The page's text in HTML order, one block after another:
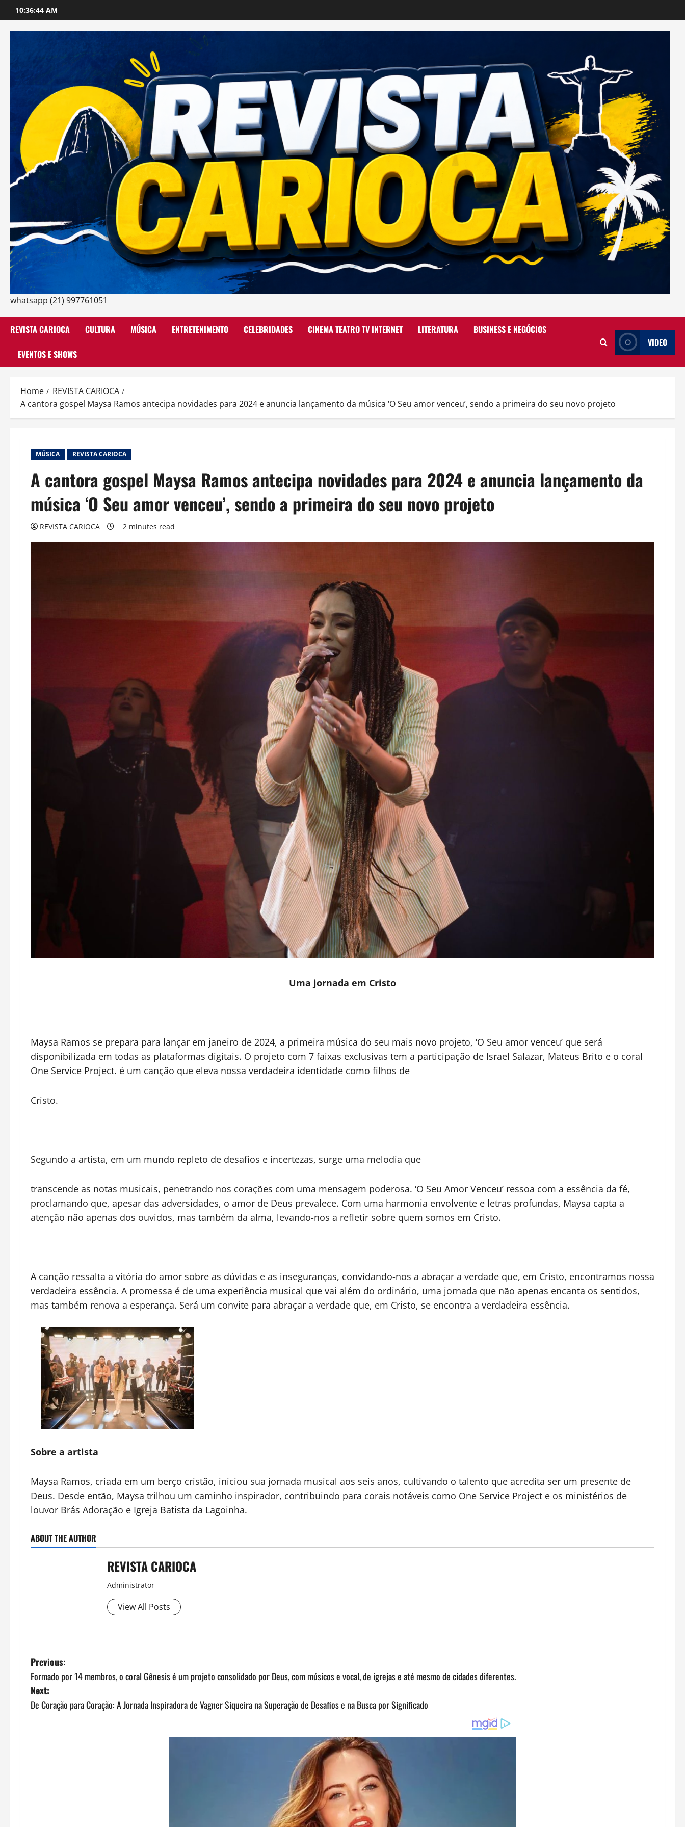
to
content
10:36:46 AM
whatsapp (21) 997761051
REVISTA CARIOCA CULTURA MÚSICA ENTRETENIMENTO CELEBRIDADES CINEMA TEATRO TV INTERNET LITERATURA BUSINESS E NEGÓCIOS
EVENTOS E SHOWS
VIDEO
Home
REVISTA CARIOCA
A cantora gospel Maysa Ramos antecipa novidades para 2024 e anuncia lançamento da música ‘O Seu amor venceu’, sendo a primeira do seu novo projeto
MÚSICA REVISTA CARIOCA
A cantora gospel Maysa Ramos antecipa novidades para 2024 e anuncia lançamento da
música ‘O Seu amor venceu’, sendo a primeira do seu novo projeto
REVISTA CARIOCA 2 minutes read
Uma jornada em Cristo
Maysa Ramos se prepara para lançar em janeiro de 2024, a primeira música do seu mais novo projeto, ‘O Seu amor venceu’ que será
disponibilizada em todas as plataformas digitais. O projeto com 7 faixas exclusivas tem a participação de Israel Salazar, Mateus Brito e o coral
One Service Project. é um canção que eleva nossa verdadeira identidade como filhos de
Cristo.
Segundo a artista, em um mundo repleto de desafios e incertezas, surge uma melodia que
transcende as notas musicais, penetrando nos corações com uma mensagem poderosa. ‘O Seu Amor Venceu’ ressoa com a essência da fé,
proclamando que, apesar das adversidades, o amor de Deus prevalece. Com uma harmonia envolvente e letras profundas, Maysa capta a
atenção não apenas dos ouvidos, mas também da alma, levando-nos a refletir sobre quem somos em Cristo.
A canção ressalta a vitória do amor sobre as dúvidas e as inseguranças, convidando-nos a abraçar a verdade que, em Cristo, encontramos nossa
verdadeira essência. A promessa é de uma experiência musical que vai além do ordinário, uma jornada que não apenas encanta os sentidos,
mas também renova a esperança. Será um convite para abraçar a verdade que, em Cristo, se encontra a verdadeira essência.
Sobre a artista
Maysa Ramos, criada em um berço cristão, iniciou sua jornada musical aos seis anos, cultivando o talento que acredita ser um presente de
Deus. Desde então, Maysa trilhou um caminho inspirador, contribuindo para corais notáveis como One Service Project e os ministérios de
louvor Brás Adoração e Igreja Batista da Lagoinha.
ABOUT THE AUTHOR
REVISTA CARIOCA
Administrator
View All Posts
P
o
s
Previous:
Formado por 14 membros, o coral Gênesis é um projeto consolidado por Deus, com músicos e vocal, de igrejas e até mesmo de cidades diferentes.
Next:
De Coração para Coração: A Jornada Inspiradora de Vagner Siqueira na Superação de Desafios e na Busca por Significado